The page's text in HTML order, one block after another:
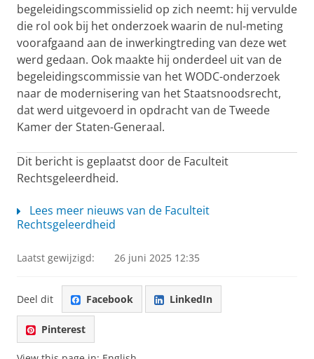
begeleidingscommissielid op zich neemt: hij vervulde
die rol ook bij het onderzoek waarin de nul-meting
voorafgaand aan de inwerkingtreding van deze wet
werd gedaan. Ook maakte hij onderdeel uit van de
begeleidingscommissie van het WODC-onderzoek
naar de modernisering van het Staatsnoodsrecht,
dat werd uitgevoerd in opdracht van de Tweede
Kamer der Staten-Generaal.
Dit bericht is geplaatst door de Faculteit
Rechtsgeleerdheid.
Lees meer nieuws van de Faculteit
Rechtsgeleerdheid
Laatst gewijzigd: 26 juni 2025 12:35
Deel dit Facebook LinkedIn
Pinterest